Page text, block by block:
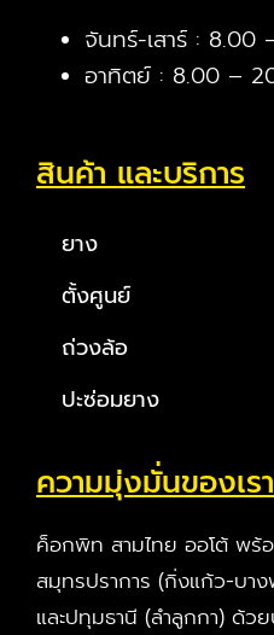
จันทร์-เสาร์ : 8.00
อาทิตย์ : 8.00 –
สินค้า และบริการ
ยาง
ตั้งศูนย์
ถ่วงล้อ
ปะซ่อมยาง
ความมุ่งมั่นของเรา
ค็อกพิท สามไทย ออโต้ พร้
สมุทรปราการ (กิ่งแก้ว-บา
และปทุมธานี (ลำลูกกา) ด้ว